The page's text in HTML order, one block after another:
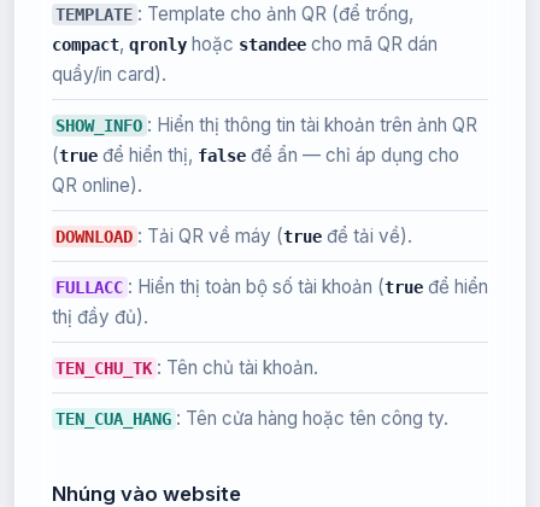
TEMPLATE : Template cho ảnh QR (để trống,
compact, qronlyhoặc standeecho mã QR dán
quầy/in card).
SHOW_INFO : Hiển thị thông tin tài khoản trên ảnh QR
(trueđể hiển thị, falseđể ẩn — chỉ áp dụng cho
QR online).
DOWNLOAD : Tải QR về máy (trueđể tải về).
FULLACC : Hiển thị toàn bộ số tài khoản (trueđể hiển
thị đầy đủ).
TEN_CHU_TK : Tên chủ tài khoản.
TEN_CUA_HANG : Tên cửa hàng hoặc tên công ty.
Nhúng vào website